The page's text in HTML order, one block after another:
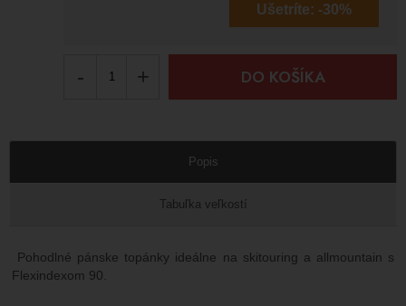
Ušetríte: -30%
- + DO KOŠÍKA
Popis
Tabuľka veľkostí
Pohodlné pánske topánky ideálne na skitouring a allmountain s
Flexindexom 90.